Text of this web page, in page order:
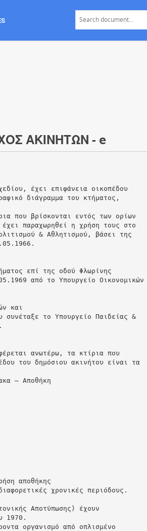
ΑΚΙΝΗΤΩΝ - e
έχει επιφάνεια οικοπέδου
διάγραμμα του κτήματος,
που βρίσκονται εντός των ορίων
παραχωρηθεί η χρήση τους στο
& Αθλητισμού, βάσει της
επί της οδού Φλωρίνης
από το Υπουργείο Οικονομικών
και
το Υπουργείο Παιδείας &
ανωτέρω, τα κτίρια που
του δημόσιου ακινήτου είναι τα
– Αποθήκη
αποθήκης
χρονικές περιόδους.
Αποτύπωσης) έχουν
1970.
οργανισμό από οπλισμένο